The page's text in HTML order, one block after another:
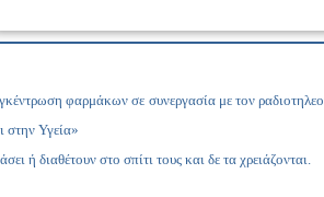
φαρμάκων σε συνεργασία με τον
στην Υγεία»
ή διαθέτουν στο σπίτι τους και δε τα χρειάζονται.